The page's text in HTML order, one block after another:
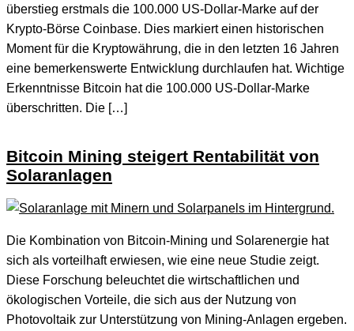
überstieg erstmals die 100.000 US-Dollar-Marke auf der
Krypto-Börse Coinbase. Dies markiert einen historischen
Moment für die Kryptowährung, die in den letzten 16 Jahren
eine bemerkenswerte Entwicklung durchlaufen hat. Wichtige
Erkenntnisse Bitcoin hat die 100.000 US-Dollar-Marke
überschritten. Die […]
Bitcoin Mining steigert Rentabilität von
Solaranlagen
Die Kombination von Bitcoin-Mining und Solarenergie hat
sich als vorteilhaft erwiesen, wie eine neue Studie zeigt.
Diese Forschung beleuchtet die wirtschaftlichen und
ökologischen Vorteile, die sich aus der Nutzung von
Photovoltaik zur Unterstützung von Mining-Anlagen ergeben.